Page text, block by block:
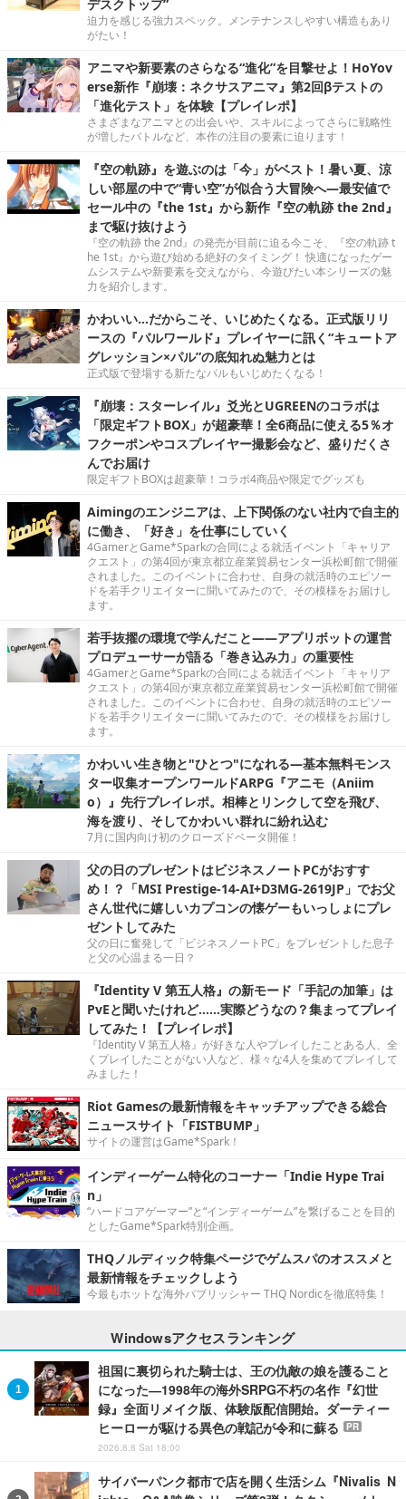
デスクトップ”
迫力を感じる強力スペック。メンテナンスしやすい構造もあり
がたい！
アニマや新要素のさらなる“進化”を目撃せよ！HoYov
erse新作『崩壊：ネクサスアニマ』第2回βテストの
「進化テスト」を体験【プレイレポ】
さまざまなアニマとの出会いや、スキルによってさらに戦略性
が増したバトルなど、本作の注目の要素に迫ります！
『空の軌跡』を遊ぶのは「今」がベスト！暑い夏、涼
しい部屋の中で“青い空”が似合う大冒険へ―最安値で
セール中の『the 1st』から新作『空の軌跡 the 2nd』
まで駆け抜けよう
『空の軌跡 the 2nd』の発売が目前に迫る今こそ、『空の軌跡 t
he 1st』から遊び始める絶好のタイミング！ 快適になったゲー
ムシステムや新要素を交えながら、今遊びたい本シリーズの魅
力を紹介します。
かわいい…だからこそ、いじめたくなる。正式版リリ
ースの『パルワールド』プレイヤーに訊く“キュートア
グレッション×パル”の底知れぬ魅力とは
正式版で登場する新たなパルもいじめたくなる！
『崩壊：スターレイル』爻光とUGREENのコラボは
「限定ギフトBOX」が超豪華！全6商品に使える5％オ
フクーポンやコスプレイヤー撮影会など、盛りだくさ
んでお届け
限定ギフトBOXは超豪華！コラボ4商品や限定でグッズも
Aimingのエンジニアは、上下関係のない社内で自主的
に働き、「好き」を仕事にしていく
4GamerとGame*Sparkの合同による就活イベント「キャリア
クエスト」の第4回が東京都立産業貿易センター浜松町館で開催
されました。このイベントに合わせ、自身の就活時のエピソー
ドを若手クリエイターに聞いてみたので、その模様をお届けし
ます。
若手抜擢の環境で学んだこと――アプリボットの運営
プロデューサーが語る「巻き込み力」の重要性
4GamerとGame*Sparkの合同による就活イベント「キャリア
クエスト」の第4回が東京都立産業貿易センター浜松町館で開催
されました。このイベントに合わせ、自身の就活時のエピソー
ドを若手クリエイターに聞いてみたので、その模様をお届けし
ます。
かわいい生き物と"ひとつ"になれる―基本無料モンス
ター収集オープンワールドARPG『アニモ（Aniim
o）』先行プレイレポ。相棒とリンクして空を飛び、
海を渡り、そしてかわいい群れに紛れ込む
7月に国内向け初のクローズドベータ開催！
父の日のプレゼントはビジネスノートPCがおすす
め！？「MSI Prestige-14-AI+D3MG-2619JP」でお父
さん世代に嬉しいカプコンの懐ゲーもいっしょにプレ
ゼントしてみた
父の日に奮発して「ビジネスノートPC」をプレゼントした息子
と父の心温まる一日？
『Identity V 第五人格』の新モード「手記の加筆」は
PvEと聞いたけれど……実際どうなの？集まってプレイ
してみた！【プレイレポ】
『Identity V 第五人格』が好きな人やプレイしたことある人、全
くプレイしたことがない人など、様々な4人を集めてプレイして
みました！
Riot Gamesの最新情報をキャッチアップできる総合
ニュースサイト「FISTBUMP」
サイトの運営はGame*Spark！
インディーゲーム特化のコーナー「Indie Hype Trai
n」
“ハードコアゲーマー”と“インディーゲーム”を繋げることを目的
としたGame*Spark特別企画。
THQノルディック特集ページでゲムスパのオススメと
最新情報をチェックしよう
今最もホットな海外パブリッシャー THQ Nordicを徹底特集！
Windowsアクセスランキング
祖国に裏切られた騎士は、王の仇敵の娘を護ること
になった―1998年の海外SRPG不朽の名作『幻世
録』全面リメイク版、体験版配信開始。ダーティー
ヒーローが駆ける異色の戦記が令和に蘇る
PR
2026.8.8 Sat 18:00
サイバーパンク都市で店を開く生活シム『Nivalis N